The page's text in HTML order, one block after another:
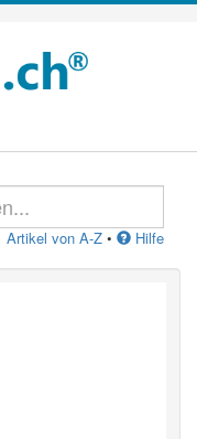
Artikel von A-Z • Hilfe